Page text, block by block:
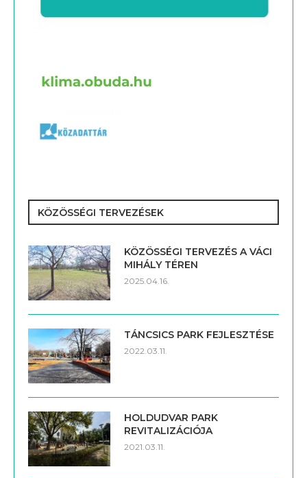
KÖZÖSSÉGI TERVEZÉSEK
KÖZÖSSÉGI TERVEZÉS A VÁCI
MIHÁLY TÉREN
2025.04.16.
TÁNCSICS PARK FEJLESZTÉSE
2022.03.11.
HOLDUDVAR PARK
REVITALIZÁCIÓJA
2021.03.11.